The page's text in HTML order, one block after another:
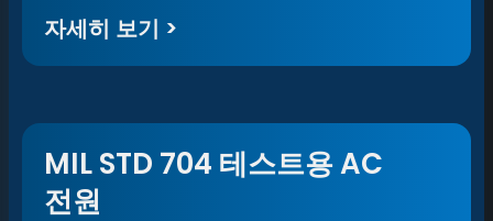
자세히 보기 >
MIL STD 704 테스트용 AC
전원